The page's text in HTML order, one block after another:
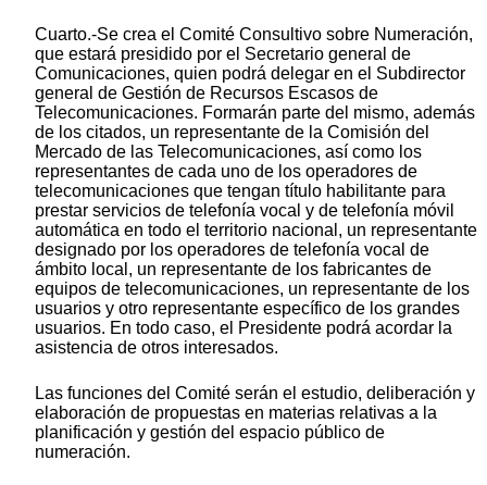
Cuarto.-Se crea el Comité Consultivo sobre Numeración,
que estará presidido por el Secretario general de
Comunicaciones, quien podrá delegar en el Subdirector
general de Gestión de Recursos Escasos de
Telecomunicaciones. Formarán parte del mismo, además
de los citados, un representante de la Comisión del
Mercado de las Telecomunicaciones, así como los
representantes de cada uno de los operadores de
telecomunicaciones que tengan título habilitante para
prestar servicios de telefonía vocal y de telefonía móvil
automática en todo el territorio nacional, un representante
designado por los operadores de telefonía vocal de
ámbito local, un representante de los fabricantes de
equipos de telecomunicaciones, un representante de los
usuarios y otro representante específico de los grandes
usuarios. En todo caso, el Presidente podrá acordar la
asistencia de otros interesados.
Las funciones del Comité serán el estudio, deliberación y
elaboración de propuestas en materias relativas a la
planificación y gestión del espacio público de
numeración.